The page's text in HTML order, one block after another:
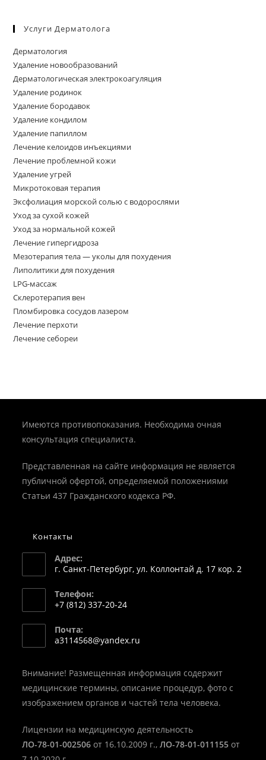
Услуги Дерматолога
Дерматология
Удаление новообразований
Дерматологическая электрокоагуляция
Удаление родинок
Удаление бородавок
Удаление кондилом
Удаление папиллом
Лечение келоидов инъекциями
Лечение проблемной кожи
Удаление угрей
Микротоковая терапия
Эксфолиация морской солью с водорослями
Уход за сухой кожей
Уход за нормальной кожей
Лечение гипергидроза
Мезотерапия тела — уколы для похудения
Липолитики для похудения
LPG-массаж
Склеротерапия вен
Пломбировка сосудов лазером
Лечение перхоти
Лечение себореи
Имеются противопоказания. Необходима очная
консультация специалиста.
Представленная на сайте информация не является
публичной офертой, определяемой положениями
Статьи 437 Гражданского кодекса РФ.
Контакты
Адрес:
г. Санкт-Петербург, ул. Коллонтай д. 17 кор. 2
Телефон:
+7 (812) 337-20-24
в
вашем
Почта:
a3114568@yandex.ru
приложении
Внимание! Размещенная информация содержит
медицинские термины, описание процедур, фото с
изображением органов и частей тела человека.
Лицензии на медицинскую деятельность
ЛО-78-01-002506 от 16.10.2009 г.,ЛО-78-01-011155 от